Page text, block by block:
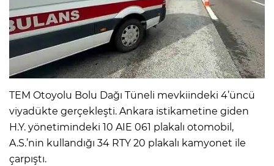
TEM Otoyolu Bolu Dağı Tüneli mevkiindeki 4’üncü
viyadükte gerçekleşti. Ankara istikametine giden
H.Y. yönetimindeki 10 AIE 061 plakalı otomobil,
A.S.’nin kullandığı 34 RTY 20 plakalı kamyonet ile
çarpıştı.